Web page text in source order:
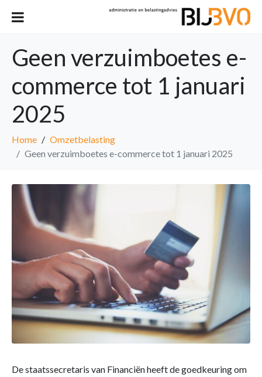
Geen verzuimboetes e-
commerce tot 1 januari
2025
Home
Omzetbelasting
Geen verzuimboetes e-commerce tot 1 januari 2025
De staatssecretaris van Financiën heeft de goedkeuring om